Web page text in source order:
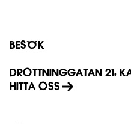
BESÖK
DROTTNINGGATAN 21,
HITTA OSS